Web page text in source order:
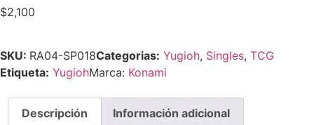
$2,100
SKU: RA04-SP018Categorias: Yugioh, Singles, TCG
Etiqueta: YugiohMarca: Konami
Descripción Información adicional